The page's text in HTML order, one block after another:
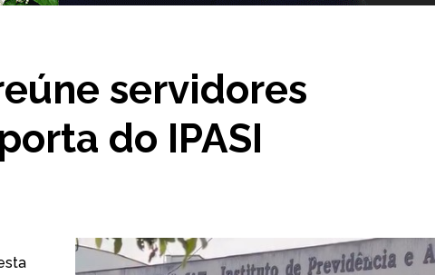
servidores
do IPASI